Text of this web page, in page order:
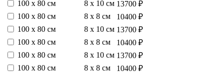
100 х 80 см
8 х 10 см 13700 ₽
100 х 80 см
8 х 8 см
10400 ₽
100 х 80 см
8 х 10 см 13700 ₽
100 х 80 см
8 х 8 см
10400 ₽
100 х 80 см
8 х 10 см 13700 ₽
100 х 80 см
8 х 8 см
10400 ₽